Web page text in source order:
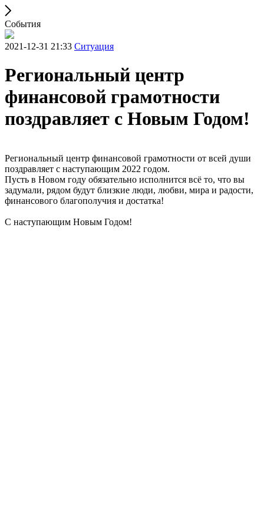
События
2021-12-31 21:33 Ситуация
Региональный центр
финансовой грамотности
поздравляет с Новым Годом!
Региональный центр финансовой грамотности от всей души
поздравляет с наступающим 2022 годом.
Пусть в Новом году обязательно исполнится всё то, что вы
задумали, рядом будут близкие люди, любви, мира и радости,
финансового благополучия и достатка!
С наступающим Новым Годом!